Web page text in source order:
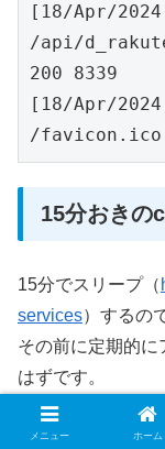
[18/Apr/
/api/
200 8339
[18/Apr/
/favicon.ico
15分おきの
15分でスリープ（
services）するの
その前に定期的に
はずです。
なので毎時00、
ます。 ←2025/9/6
メニュー ホーム